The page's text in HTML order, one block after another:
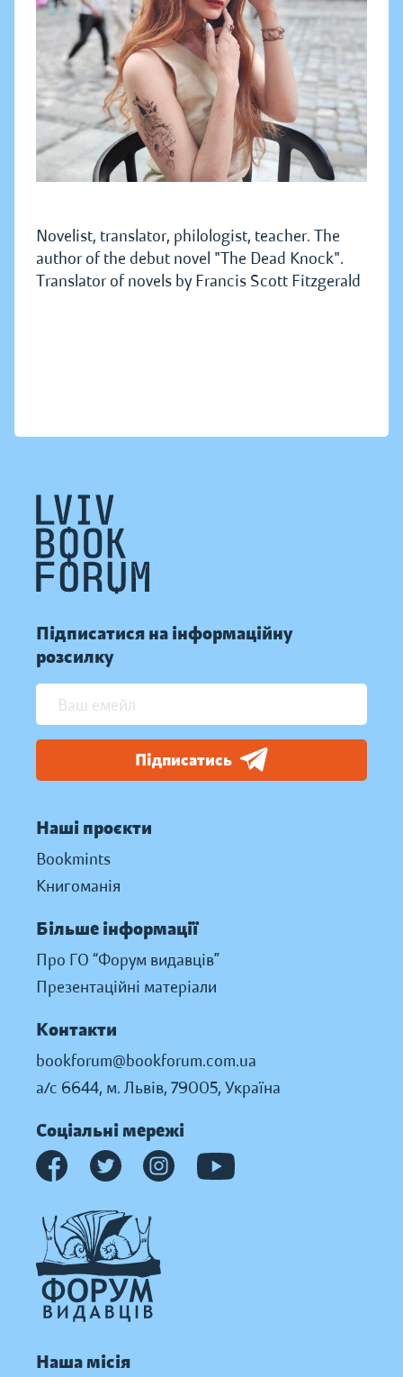
Novelist, translator, philologist, teacher. The
author of the debut novel "The Dead Knock".
Translator of novels by Francis Scott Fitzgerald
Підписатися на інформаційну
розсилку
Підписатись
Наші проєкти
Bookmints
Книгоманія
Більше інформації
Про ГО “Форум видавців”
Презентаційні матеріали
Контакти
bookforum@bookforum.com.ua
а/с 6644, м. Львів, 79005, Україна
Соціальні мережі
Наша місія